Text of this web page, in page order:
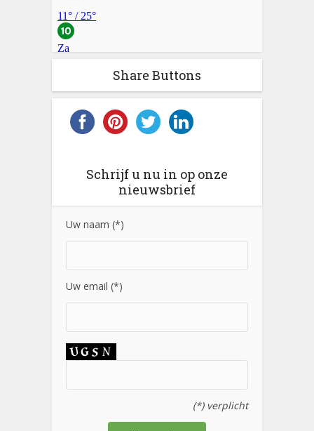
Share Buttons
Schrijf u nu in op onze
nieuwsbrief
Uw naam (*)
Uw email (*)
(*) verplicht